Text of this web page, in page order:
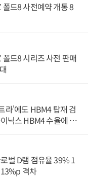
드8 사전예약 개통 8
드8 시리즈 사전 판매
라'에도 HBM4 탑재 검
닉스 HBM4 수율에 주
벌 D램 점유율 39% 1
격차